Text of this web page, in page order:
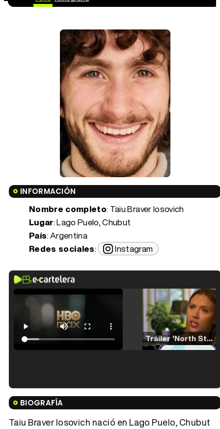
INFORMACIÓN
Nombre completo: Taiu Braver Iosovich
Lugar: Lago Puelo, Chubut
País: Argentina
Redes sociales: Instagram
Tráiler 'North Star' (2023)
Tráiler en español de 'La isla olvidada'
BIOGRAFÍA
Taiu Braver Iosovich nació en Lago Puelo, Chubut